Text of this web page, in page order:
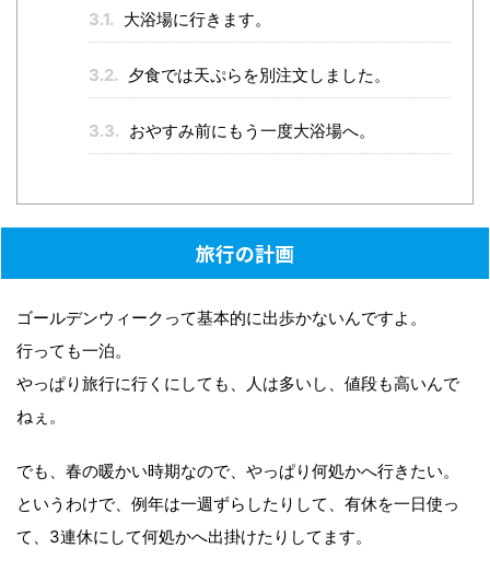
3.1. 大浴場に行きます。
3.2. 夕食では天ぷらを別注文しました。
3.3. おやすみ前にもう一度大浴場へ。
旅行の計画
ゴールデンウィークって基本的に出歩かないんですよ。
行っても一泊。
やっぱり旅行に行くにしても、人は多いし、値段も高いんで
ねぇ。
でも、春の暖かい時期なので、やっぱり何処かへ行きたい。
というわけで、例年は一週ずらしたりして、有休を一日使っ
て、3連休にして何処かへ出掛けたりしてます。